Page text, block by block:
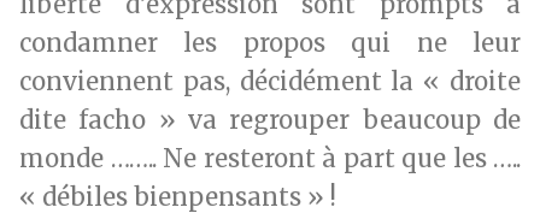
condamner les propos qui ne leur
conviennent pas, décidément la « droite
dite facho » va regrouper beaucoup de
monde …….. Ne resteront à part que les …..
« débiles bienpensants » !